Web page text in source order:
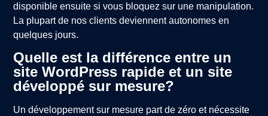
disponible ensuite si vous bloquez sur une manipulation.
La plupart de nos clients deviennent autonomes en
quelques jours.
Quelle est la différence entre un
site WordPress rapide et un site
développé sur mesure?
Un développement sur mesure part de zéro et nécessite